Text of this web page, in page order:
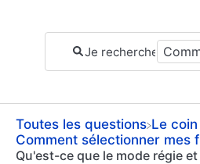
Toutes les questions ​Le
​Comment sélectionner mes
Qu'est-ce que le mode régie